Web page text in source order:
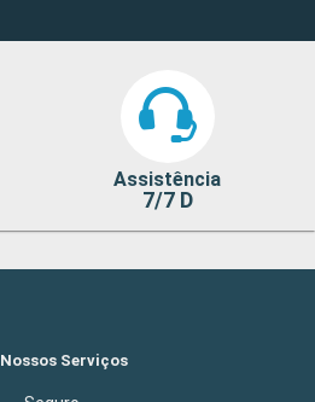
Assistência
7/7 D
Nossos Serviços